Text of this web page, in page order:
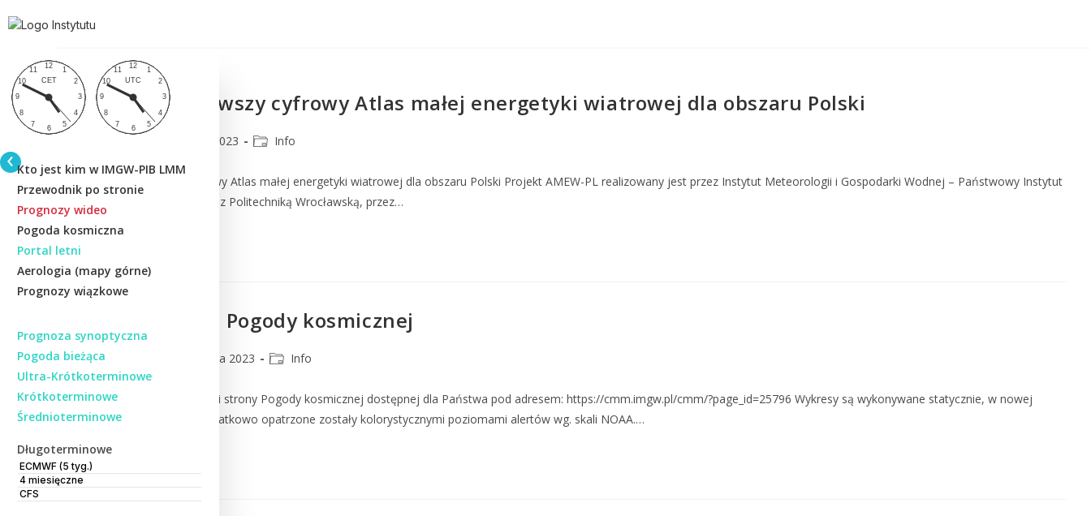
Kto jest kim w IMGW-PIB LMM
Przewodnik po stronie
Prognozy wideo
Pogoda kosmiczna
Portal letni
Aerologia (mapy górne)
Prognozy wiązkowe
Prognoza synoptyczna
Pogoda bieżąca
Ultra-Krótkoterminowe
Krótkoterminowe
Średnioterminowe
Długoterminowe
ECMWF (5 tyg.)
4 miesięczne
CFS
AMEW-PL pierwszy cyfrowy Atlas małej energetyki wiatrowej dla obszaru Polski
10 maja 2023 Info
AMEW-PL pierwszy cyfrowy Atlas małej energetyki wiatrowej dla obszaru Polski Projekt AMEW-PL realizowany jest przez Instytut Meteorologii i Gospodarki Wodnej – Państwowy Instytut
Badawczy we współpracy z Politechniką Wrocławską, przez…
Nowa odsłona Pogody kosmicznej
CMM 28 kwietnia 2023 Info
Informujemy o aktualizacji strony Pogody kosmicznej dostępnej dla Państwa pod adresem: https://cmm.imgw.pl/cmm/?page_id=25796 Wykresy są wykonywane statycznie, w nowej
szacie graficznej oraz dodatkowo opatrzone zostały kolorystycznymi poziomami alertów wg. skali NOAA.…